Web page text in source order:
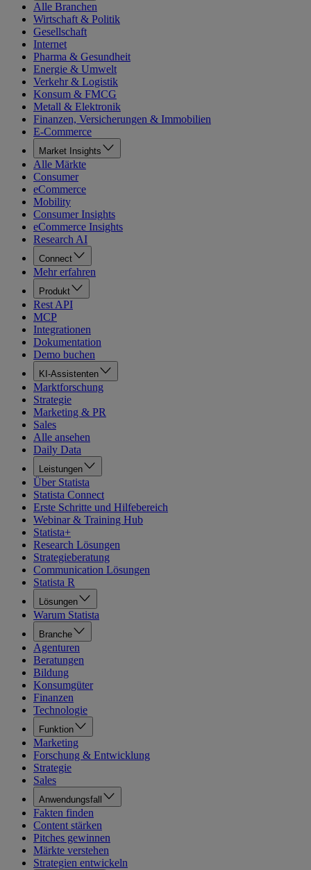
Alle Branchen
Wirtschaft & Politik
Gesellschaft
Internet
Pharma & Gesundheit
Energie & Umwelt
Verkehr & Logistik
Konsum & FMCG
Metall & Elektronik
Finanzen, Versicherungen & Immobilien
E-Commerce
Market Insights
Alle Märkte
Consumer
eCommerce
Mobility
Consumer Insights
eCommerce Insights
Research AI
Connect
Mehr erfahren
Produkt
Rest API
MCP
Integrationen
Dokumentation
Demo buchen
KI-Assistenten
Marktforschung
Strategie
Marketing & PR
Sales
Alle ansehen
Daily Data
Leistungen
Über Statista
Statista Connect
Erste Schritte und Hilfebereich
Webinar & Training Hub
Statista+
Research Lösungen
Strategieberatung
Communication Lösungen
Statista R
Lösungen
Warum Statista
Branche
Agenturen
Beratungen
Bildung
Konsumgüter
Finanzen
Technologie
Funktion
Marketing
Forschung & Entwicklung
Strategie
Sales
Anwendungsfall
Fakten finden
Content stärken
Pitches gewinnen
Märkte verstehen
Strategien entwickeln